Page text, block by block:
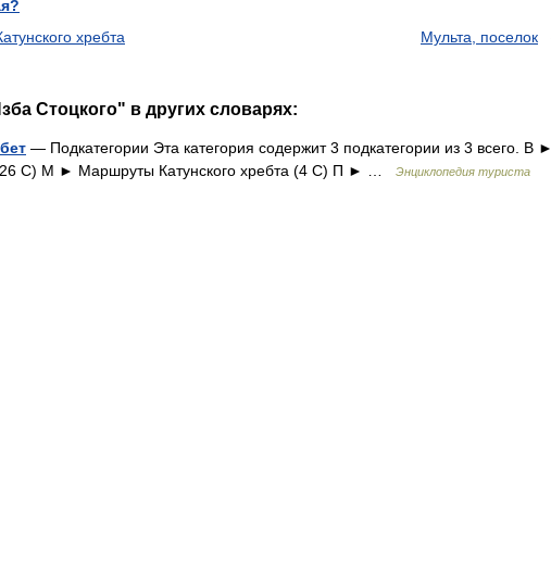
хребта
Мульта, поселок
Стоцкого" в других словарях:
— Подкатегории Эта категория содержит 3 подкатегории из 3 всего. В ►
(26 С) М ► Маршруты Катунского хребта‎ (4 С) П ► …
Энциклопедия туриста